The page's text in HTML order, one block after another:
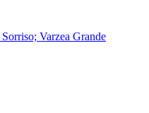
Varzea Grande